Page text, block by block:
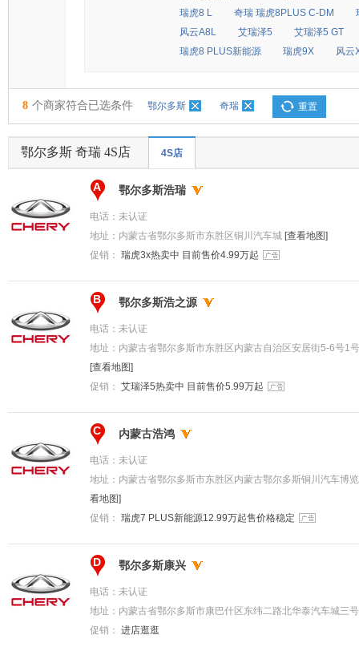
瑞虎8 L
奇瑞 瑞虎8PLUS C-DM
风云A8L
艾瑞泽5
艾瑞泽5 GT
瑞虎8 PLUS新能源
瑞虎9X 风云
8 个商家符合已选条件 鄂尔多斯 奇瑞 重置
鄂尔多斯 奇瑞 4S店 4S店
A 鄂尔多斯浩瑞
电话： 未认证
地址： 内蒙古省鄂尔多斯市东胜区铜川汽车城 [查看地图]
促销： 瑞虎3x热卖中 目前售价4.99万起
B 鄂尔多斯浩之源
电话： 未认证
地址： 内蒙古省鄂尔多斯市东胜区内蒙古自治区安居街5-6号1
[查看地图]
促销： 艾瑞泽5热卖中 目前售价5.99万起
C 内蒙古浩鸿
电话： 未认证
地址： 内蒙古省鄂尔多斯市东胜区内蒙古鄂尔多斯铜川汽车博
看地图]
促销： 瑞虎7 PLUS新能源12.99万起售价格稳定
D 鄂尔多斯康兴
电话： 未认证
地址： 内蒙古省鄂尔多斯市康巴什区东纬二路北华泰汽车城三
促销： 进店逛逛